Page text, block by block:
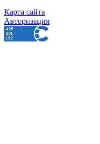
Карта сайта
Авторизация